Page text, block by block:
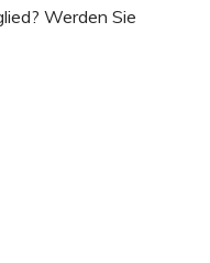
Werden Sie